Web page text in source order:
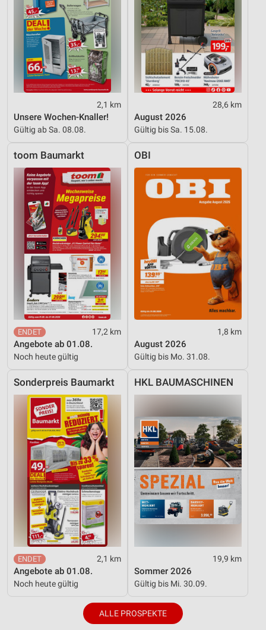
2,1 km
Unsere Wochen-Knaller!
Gültig ab Sa. 08.08.
28,6 km
August 2026
Gültig bis Sa. 15.08.
toom Baumarkt
17,2 km
Angebote ab 01.08.
Noch heute gültig
OBI
1,8 km
August 2026
Gültig bis Mo. 31.08.
Sonderpreis Baumarkt
2,1 km
Angebote ab 01.08.
Noch heute gültig
HKL BAUMASCHINEN
19,9 km
Sommer 2026
Gültig bis Mi. 30.09.
ALLE PROSPEKTE
Notwendig
Performance
Funktional
Werbung